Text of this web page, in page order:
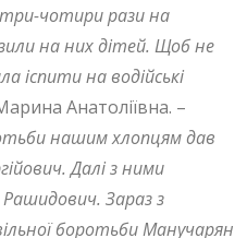
чотири рази на
на них дітей. Щоб не
іспити на водійські
Анатоліївна. –
нашим хлопцям дав
Далі з ними
Зараз з
боротьби Манучарян